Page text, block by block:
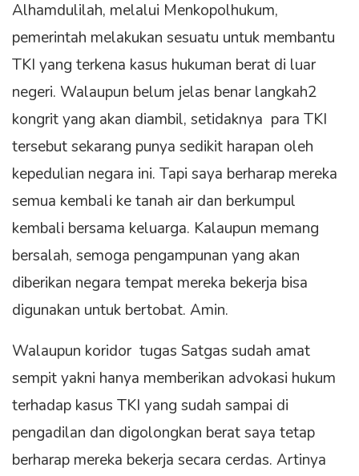
Alhamdulilah, melalui Menkopolhukum,
pemerintah melakukan sesuatu untuk membantu
TKI yang terkena kasus hukuman berat di luar
negeri. Walaupun belum jelas benar langkah2
kongrit yang akan diambil, setidaknya para TKI
tersebut sekarang punya sedikit harapan oleh
kepedulian negara ini. Tapi saya berharap mereka
semua kembali ke tanah air dan berkumpul
kembali bersama keluarga. Kalaupun memang
bersalah, semoga pengampunan yang akan
diberikan negara tempat mereka bekerja bisa
digunakan untuk bertobat. Amin.
Walaupun koridor tugas Satgas sudah amat
sempit yakni hanya memberikan advokasi hukum
terhadap kasus TKI yang sudah sampai di
pengadilan dan digolongkan berat saya tetap
berharap mereka bekerja secara cerdas. Artinya